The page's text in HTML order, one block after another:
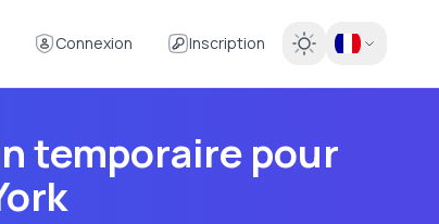
Connexion Inscription
temporaire pour